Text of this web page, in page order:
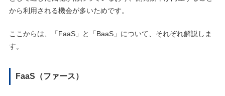
から利用される機会が多いためです。
ここからは、「FaaS」と「BaaS」について、それぞれ解説しま
す。
FaaS（ファース）